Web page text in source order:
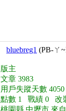
bluebreg1 (PB-ㄚ
版主
文章 3983
用戶失蹤天數 4050
點數 1 戰績 0 改
桃園縣 中壢市 來自